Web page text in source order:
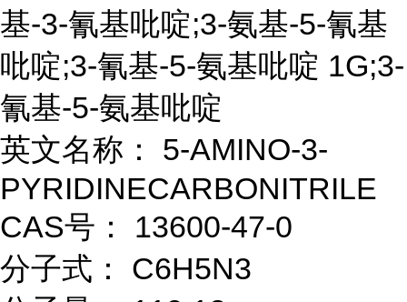
基-3-氰基吡啶;3-氨基-5-氰基
吡啶;3-氰基-5-氨基吡啶 1G;3-
氰基-5-氨基吡啶
英文名称： 5-AMINO-3-
PYRIDINECARBONITRILE
CAS号： 13600-47-0
分子式： C6H5N3